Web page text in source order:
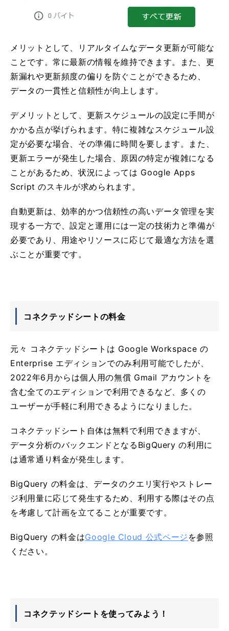
メリットとして、リアルタイムなデータ更新が可能な
ことです。常に最新の情報を維持できます。また、更
新漏れや更新頻度の偏りを防ぐことができるため、
データの一貫性と信頼性が向上します。
デメリットとして、更新スケジュールの設定に手間が
かかる点が挙げられます。特に複雑なスケジュール設
定が必要な場合、その準備に時間を要します。また、
更新エラーが発生した場合、原因の特定が複雑になる
ことがあるため、状況によっては Google Apps
Script のスキルが求められます。
自動更新は、効率的かつ信頼性の高いデータ管理を実
現する一方で、設定と運用には一定の技術力と準備が
必要であり、用途やリソースに応じて最適な方法を選
ぶことが重要です。
コネクテッドシートの料金
元々 コネクテッドシートは Google Workspace の
Enterprise エディションでのみ利用可能でしたが、
2022年6月からは個人用の無償 Gmail アカウントを
含む全てのエディションで利用できるなど、多くの
ユーザーが手軽に利用できるようになりました。
コネクテッドシート自体は無料で利用できますが、
データ分析のバックエンドとなるBigQuery の利用に
は通常通り料金が発生します。
BigQuery の料金は、データのクエリ実行やストレー
ジ利用量に応じて発生するため、利用する際はその点
を考慮して計画を立てることが重要です。
BigQuery の料金はGoogle Cloud 公式ページ を参照
ください。
コネクテッドシートを使ってみよう！